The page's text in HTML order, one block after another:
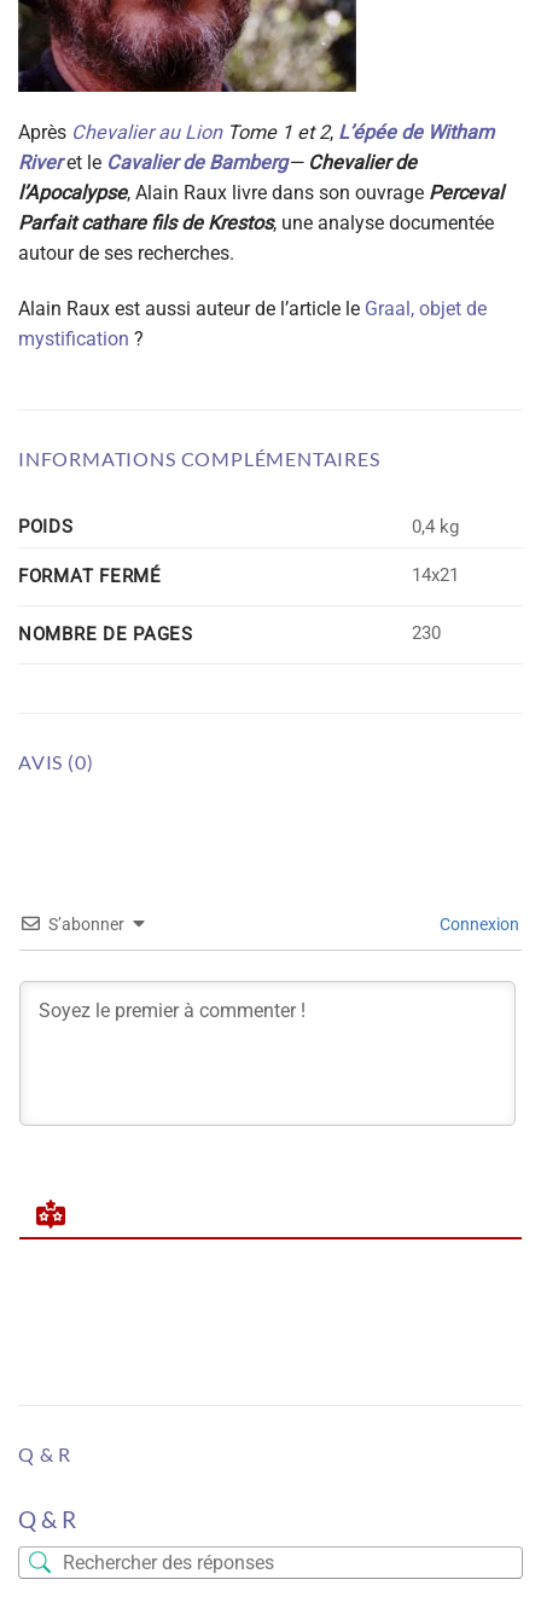
Après Chevalier au LionTome 1 et 2, L’épée de Witham
Riveret le Cavalier de Bamberg— Chevalier de
l’Apocalypse, Alain Raux livre dans son ouvrage Perceval
Parfait cathare fils de Krestos, une analyse documentée
autour de ses recherches.
Alain Raux est aussi auteur de l’article le Graal, objet de
mystification ?
INFORMATIONS COMPLÉMENTAIRES
POIDS 0,4 kg
FORMAT FERMÉ 14x21
NOMBRE DE PAGES 230
AVIS (0)
S’abonner Connexion
Q & R
Q & R